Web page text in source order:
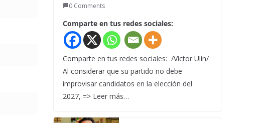
0 Comments
Comparte en tus redes sociales:
Comparte en tus redes sociales: /Víctor Ulín/
Al considerar que su partido no debe
improvisar candidatos en la elección del
2027, => Leer más…